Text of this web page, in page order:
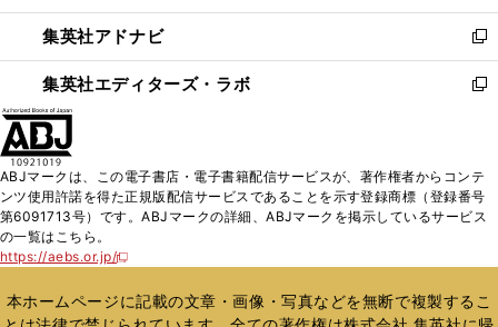
開
く
ウ
で
開
く
ン
ド
ウ
で
ウ
ィ
ン
ド
く
集英社アドナビ
新
し
い
ド
ウ
で
集英社エディターズ・ラボ
新
ィ
ン
ド
開
く
ABJマークは、この電子書店・電子書籍配信サービスが、著作権者からコンテ
ンツ使用許諾を得た正規版配信サービスであることを示す登録商標（登録番号
第6091713号）です。ABJマークの詳細、ABJマークを掲示しているサービス
の一覧はこちら。
https://aebs.or.jp/
新
い
ウ
本ホームページに記載の文章・画像・写真などを無断で複製するこ